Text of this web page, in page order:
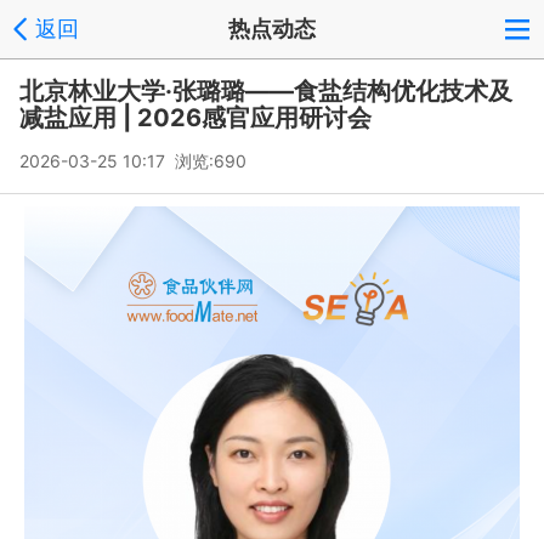
返回 热点动态
北京林业大学·张璐璐——食盐结构优化技术及
减盐应用 | 2026感官应用研讨会
2026-03-25 10:17 浏览:690